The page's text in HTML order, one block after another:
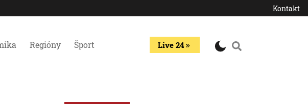
Kontakt
Regióny Šport Live 24